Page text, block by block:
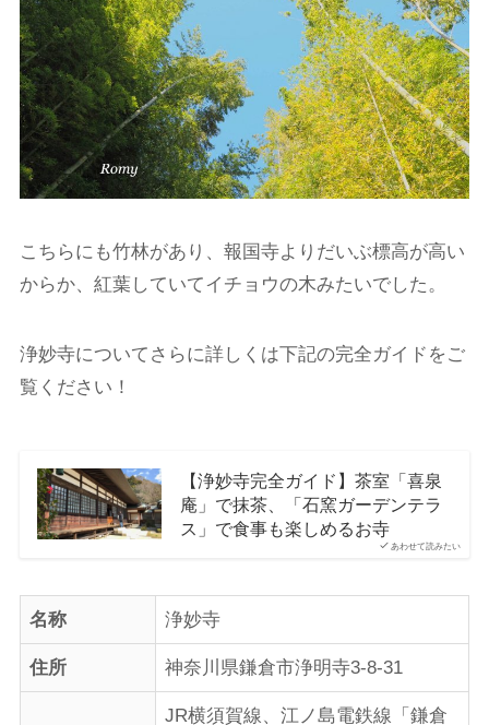
こちらにも竹林があり、報国寺よりだいぶ標高が高い
からか、紅葉していてイチョウの木みたいでした。
浄妙寺についてさらに詳しくは下記の完全ガイドをご
覧ください！
あわせて読みたい
【浄妙寺完全ガイド】茶室「喜泉
庵」で抹茶、「石窯ガーデンテラ
ス」で食事も楽しめるお寺
名称 浄妙寺
住所 神奈川県鎌倉市浄明寺3-8-31
JR横須賀線、江ノ島電鉄線「鎌倉